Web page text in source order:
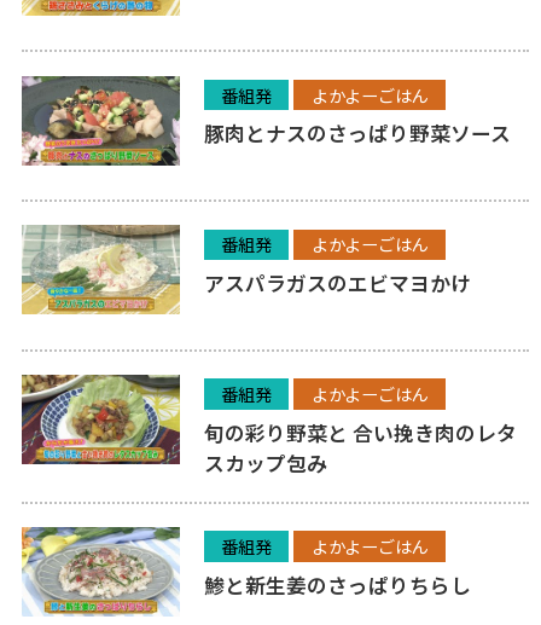
番組発 よかよーごはん
豚肉とナスのさっぱり野菜ソース
番組発 よかよーごはん
アスパラガスのエビマヨかけ
番組発 よかよーごはん
旬の彩り野菜と 合い挽き肉のレタ
スカップ包み
番組発 よかよーごはん
鯵と新生姜のさっぱりちらし